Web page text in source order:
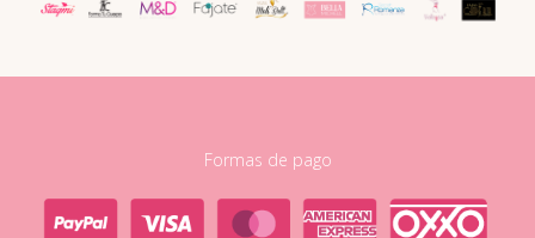
Formas de pago